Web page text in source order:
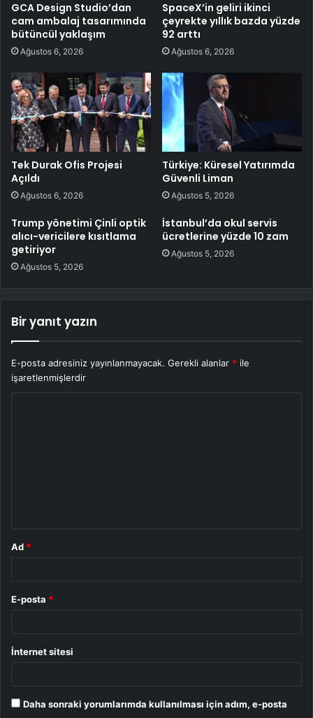
GCA Design Studio’dan
cam ambalaj tasarımında
bütüncül yaklaşım
Ağustos 6, 2026
SpaceX’in geliri ikinci
çeyrekte yıllık bazda yüzde
92 arttı
Ağustos 6, 2026
Tek Durak Ofis Projesi
Açıldı
Ağustos 6, 2026
Türkiye: Küresel Yatırımda
Güvenli Liman
Ağustos 5, 2026
Trump yönetimi Çinli optik
alıcı-vericilere kısıtlama
getiriyor
Ağustos 5, 2026
İstanbul’da okul servis
ücretlerine yüzde 10 zam
Ağustos 5, 2026
Bir yanıt yazın
E-posta adresiniz yayınlanmayacak. Gerekli alanlar * ile
işaretlenmişlerdir
Ad *
E-posta *
İnternet sitesi
Daha sonraki yorumlarımda kullanılması için adım, e-posta